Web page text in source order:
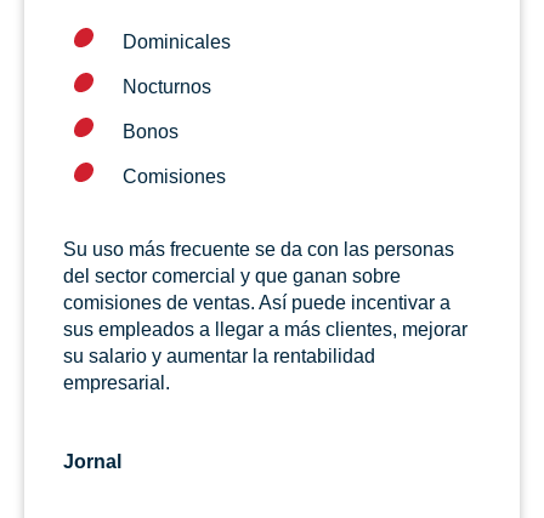
Dominicales
Nocturnos
Bonos
Comisiones
Su uso más frecuente se da con las personas
del sector comercial y que ganan sobre
comisiones de ventas. Así puede incentivar a
sus empleados a llegar a más clientes, mejorar
su salario y aumentar la rentabilidad
empresarial.
Jornal